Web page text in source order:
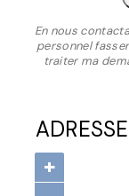
En nous
personnel
traiter ma
ADRESSE
+